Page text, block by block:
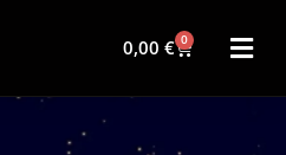
0,00 € 0